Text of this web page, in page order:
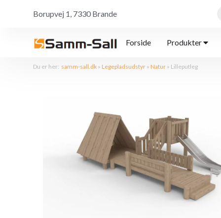
Borupvej 1, 7330 Brande
Forside Produkter
Du er her: samm-sall.dk »Legepladsudstyr »Natur » Lilleputleg